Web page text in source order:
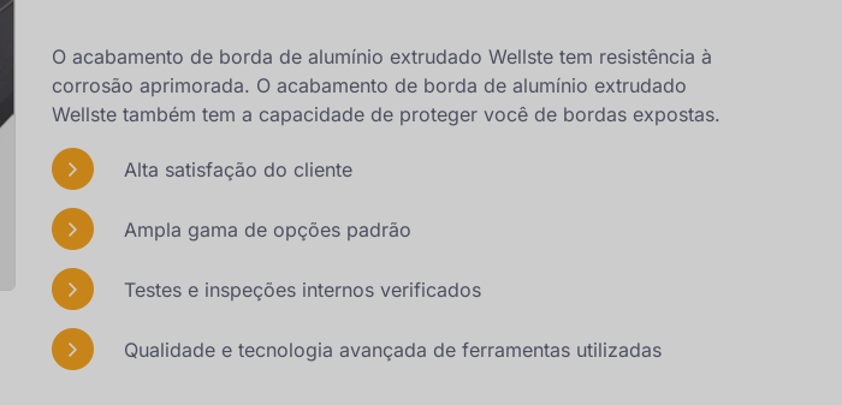
O acabamento de borda de alumínio extrudado Wellste tem resistência à
corrosão aprimorada. O acabamento de borda de alumínio extrudado
Wellste também tem a capacidade de proteger você de bordas expostas.
Alta satisfação do cliente
Ampla gama de opções padrão
Testes e inspeções internos verificados
Qualidade e tecnologia avançada de ferramentas utilizadas